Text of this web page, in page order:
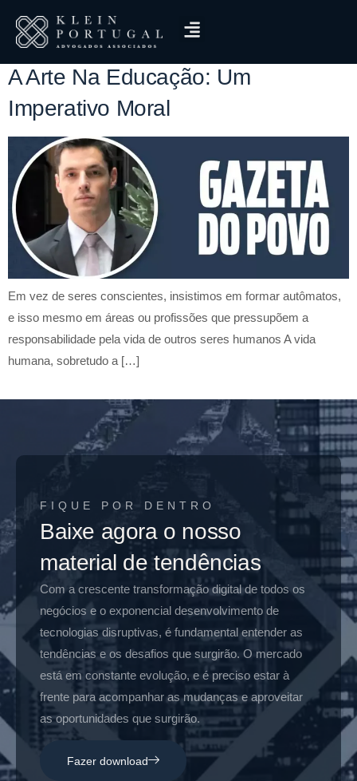
Categoria: Educação
A Arte Na Educação: Um
Imperativo Moral
Em vez de seres conscientes, insistimos em formar autômatos,
e isso mesmo em áreas ou profissões que pressupõem a
responsabilidade pela vida de outros seres humanos A vida
humana, sobretudo a […]
FIQUE POR DENTRO
Baixe agora o nosso
material de tendências
Com a crescente transformação digital de todos os
negócios e o exponencial desenvolvimento de
tecnologias disruptivas, é fundamental entender as
tendências e os desafios que surgirão. O mercado
está em constante evolução, e é preciso estar à
frente para acompanhar as mudanças e aproveitar
as oportunidades que surgirão.
Fazer download